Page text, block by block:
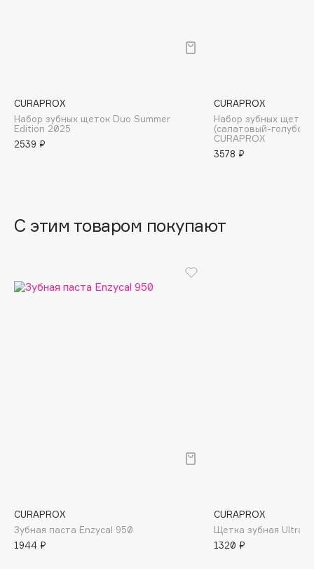
Banderas
Basicare
Batiste
beautyblender
Biodance
Bvlgari
by TERRY
CURAPROX
Набор зубных щеток Duo Summer
Edition 2025
2539 ₽
CURAPROX
Набор зубных
(салатовый-
CURAPROX
3578 ₽
С этим товаром покупают
CURAPROX
Зубная паста Enzycal 950
1944 ₽
CURAPROX
Щетка зубная
1320 ₽